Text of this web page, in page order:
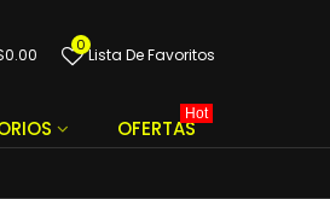
0
Lista De Favoritos
OFERTAS
Hot